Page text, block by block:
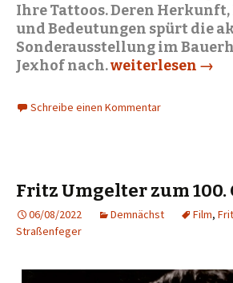
Ihre Tattoos. Deren
und Bedeutungen spürt die
Sonderausstellung im
Jexhof nach.Jexhof: Tattoos
weiterlesen →
Schreibe einen Kommentar
Fritz Umgelter zum 100.
06/08/2022 Demnächst Film,
Straßenfeger